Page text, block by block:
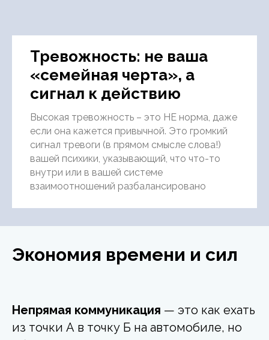
Тревожность: не ваша
«семейная черта», а
сигнал к действию
Высокая тревожность – это НЕ норма, даже
если она кажется привычной. Это громкий
сигнал тревоги (в прямом смысле слова!)
вашей психики, указывающий, что что-то
внутри или в вашей системе
взаимоотношений разбалансировано
Экономия времени и сил
Непрямая коммуникация — это как ехать
из точки А в точку Б на автомобиле, но